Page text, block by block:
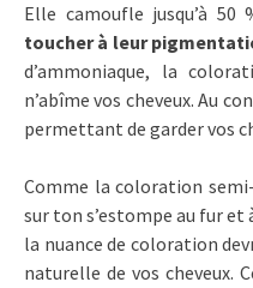
Elle camoufle jusqu’à 50
toucher à leur
d’ammoniaque, la
n’abîme vos cheveux. Au
permettant de garder vos
Comme la coloration
sur ton s’estompe au fur et
la nuance de coloration
naturelle de vos cheveux.